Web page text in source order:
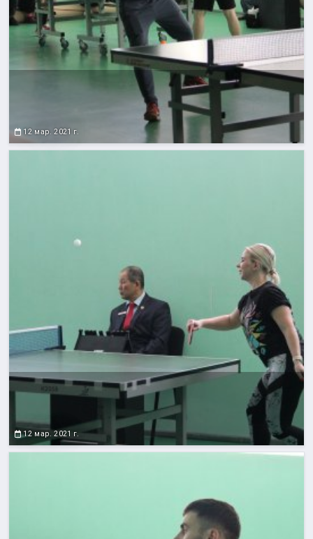
12 мар. 2021 г.
12 мар. 2021 г.